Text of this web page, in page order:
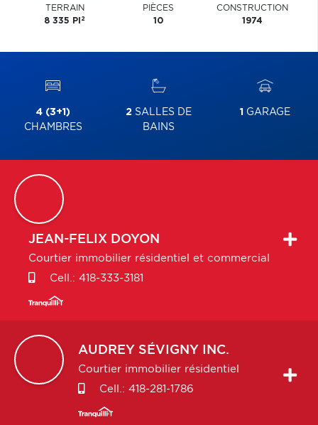
TERRAIN
8 335 PI 2
PIÈCES
10
CONSTRUCTION
1974
4 (3+1)
CHAMBRES
2 SALLES DE
BAINS
1 GARAGE
JEAN-FELIX DOYON
Courtier immobilier résidentiel et commercial
Cell.: 418-333-3181
AUDREY SÉVIGNY INC.
Courtier immobilier résidentiel
Cell.: 418-281-1786